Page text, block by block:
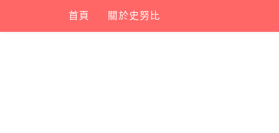
content
首頁 關於史努比